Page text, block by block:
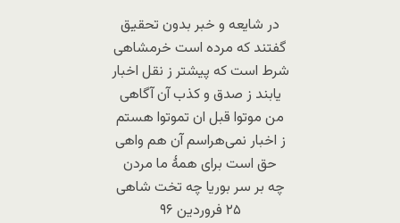
در شایعه و خبر بدون تحقیق
گفتند که مرده است خرمشاهی
شرط است که پیشتر ز نقل اخبار
یابند ز صدق و کذب آن آگاهی
من موتوا قبل ان تموتوا هستم
ز اخبار نمی‌هراسم آن هم واهی
حق است برای همۀ ما مردن
چه بر سر بوریا چه تخت شاهی
۲۵ فروردین ۹۶